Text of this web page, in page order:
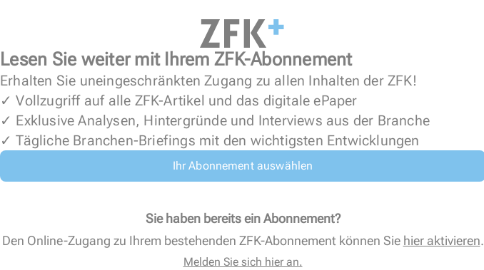
Lesen Sie weiter mit Ihrem ZFK-Abonnement
Erhalten Sie uneingeschränkten Zugang zu allen Inhalten der ZFK!
✓ Vollzugriff auf alle ZFK-Artikel und das digitale ePaper
✓ Exklusive Analysen, Hintergründe und Interviews aus der Branche
✓ Tägliche Branchen-Briefings mit den wichtigsten Entwicklungen
Ihr Abonnement auswählen
Sie haben bereits ein Abonnement?
Den Online-Zugang zu Ihrem bestehenden ZFK-Abonnement können Sie hier aktivieren.
Melden Sie sich hier an.